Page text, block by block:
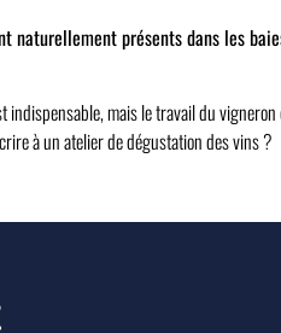
naturellement présents dans les
indispensable, mais le travail du
à un atelier de dégustation des vins ?